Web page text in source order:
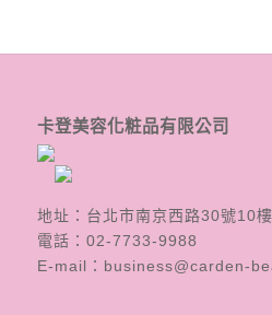
卡登美容化粧品有限公司
地址：台北市南京西路30號10樓
電話： 02-7733-9988
E-mail： business@carden-